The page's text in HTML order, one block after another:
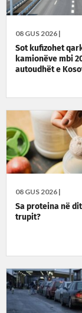
08 GUS 2026 |
Sot kufizohet
kamionëve mbi
autoudhët e
08 GUS 2026 |
Sa proteina në
trupit?